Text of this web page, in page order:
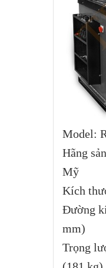
Model:
Hãng
Mỹ
Kích
Đường
mm)
Trọng